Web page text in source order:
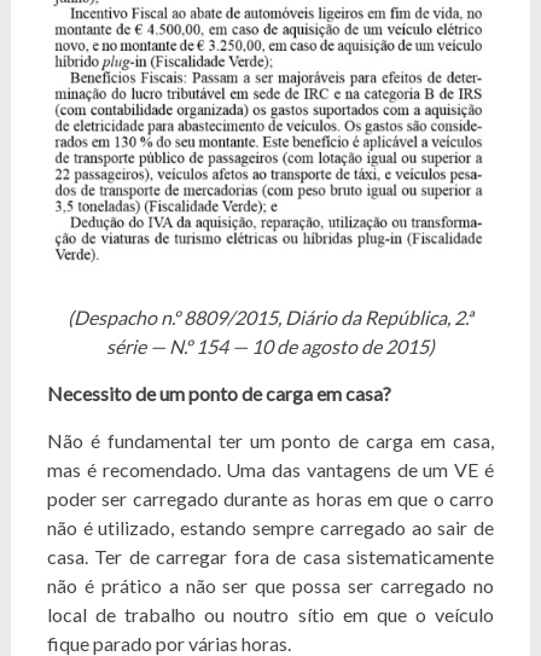
(Despacho n.º 8809/2015, Diário da República, 2.ª
série — N.º 154 — 10 de agosto de 2015)
Necessito de um ponto de carga em casa?
Não é fundamental ter um ponto de carga em casa,
mas é recomendado. Uma das vantagens de um VE é
poder ser carregado durante as horas em que o carro
não é utilizado, estando sempre carregado ao sair de
casa. Ter de carregar fora de casa sistematicamente
não é prático a não ser que possa ser carregado no
local de trabalho ou noutro sítio em que o veículo
fique parado por várias horas.